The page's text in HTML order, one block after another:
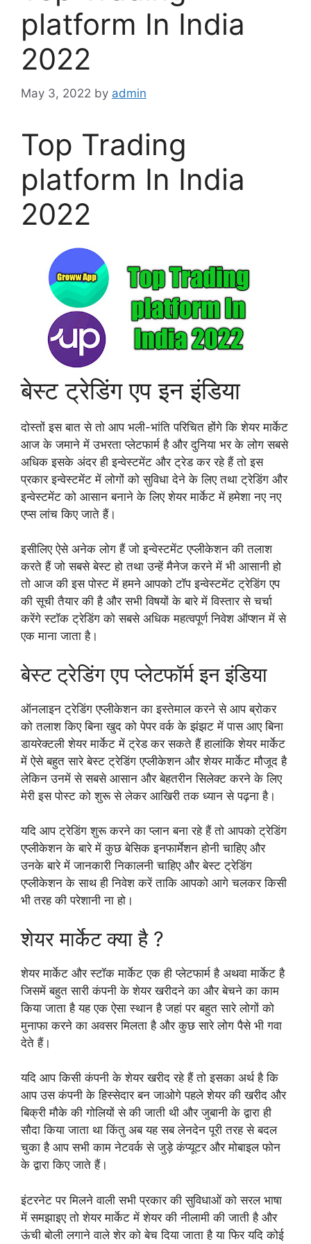
platform In India
2022
May 3, 2022 by admin
Top Trading
platform In India
2022
बेस्ट ट्रेडिंग एप इन इंडिया
दोस्तों इस बात से तो आप भली-भांति परिचित होंगे कि शेयर मार्केट
आज के जमाने में उभरता प्लेटफार्म है और दुनिया भर के लोग सबसे
अधिक इसके अंदर ही इन्वेस्टमेंट और ट्रेड कर रहे हैं तो इस
प्रकार इन्वेस्टमेंट में लोगों को सुविधा देने के लिए तथा ट्रेडिंग और
इन्वेस्टमेंट को आसान बनाने के लिए शेयर मार्केट में हमेशा नए नए
एप्स लांच किए जाते हैं।
इसीलिए ऐसे अनेक लोग हैं जो इन्वेस्टमेंट एप्लीकेशन की तलाश
करते हैं जो सबसे बेस्ट हो तथा उन्हें मैनेज करने में भी आसानी हो
तो आज की इस पोस्ट में हमने आपको टॉप इन्वेस्टमेंट ट्रेडिंग एप
की सूची तैयार की है और सभी विषयों के बारे में विस्तार से चर्चा
करेंगे स्टॉक ट्रेडिंग को सबसे अधिक महत्वपूर्ण निवेश ऑप्शन में से
एक माना जाता है।
बेस्ट ट्रेडिंग एप प्लेटफॉर्म इन इंडिया
ऑनलाइन ट्रेडिंग एप्लीकेशन का इस्तेमाल करने से आप ब्रोकर
को तलाश किए बिना खुद को पेपर वर्क के झंझट में पास आए बिना
डायरेक्टली शेयर मार्केट में ट्रेड कर सकते हैं हालांकि शेयर मार्केट
में ऐसे बहुत सारे बेस्ट ट्रेडिंग एप्लीकेशन और शेयर मार्केट मौजूद है
लेकिन उनमें से सबसे आसान और बेहतरीन सिलेक्ट करने के लिए
मेरी इस पोस्ट को शुरू से लेकर आखिरी तक ध्यान से पढ़ना है।
यदि आप ट्रेडिंग शुरू करने का प्लान बना रहे हैं तो आपको ट्रेडिंग
एप्लीकेशन के बारे में कुछ बेसिक इनफार्मेशन होनी चाहिए और
उनके बारे में जानकारी निकालनी चाहिए और बेस्ट ट्रेडिंग
एप्लीकेशन के साथ ही निवेश करें ताकि आपको आगे चलकर किसी
भी तरह की परेशानी ना हो।
शेयर मार्केट क्या है ?
शेयर मार्केट और स्टॉक मार्केट एक ही प्लेटफार्म है अथवा मार्केट है
जिसमें बहुत सारी कंपनी के शेयर खरीदने का और बेचने का काम
किया जाता है यह एक ऐसा स्थान है जहां पर बहुत सारे लोगों को
मुनाफा करने का अवसर मिलता है और कुछ सारे लोग पैसे भी गवा
देते हैं।
यदि आप किसी कंपनी के शेयर खरीद रहे हैं तो इसका अर्थ है कि
आप उस कंपनी के हिस्सेदार बन जाओगे पहले शेयर की खरीद और
बिक्री मौके की गोलियों से की जाती थी और जुबानी के द्वारा ही
सौदा किया जाता था किंतु अब यह सब लेनदेन पूरी तरह से बदल
चुका है आप सभी काम नेटवर्क से जुड़े कंप्यूटर और मोबाइल फोन
के द्वारा किए जाते हैं।
इंटरनेट पर मिलने वाली सभी प्रकार की सुविधाओं को सरल भाषा
में समझाइए तो शेयर मार्केट में शेयर की नीलामी की जाती है और
ऊंची बोली लगाने वाले शेर को बेच दिया जाता है या फिर यदि कोई